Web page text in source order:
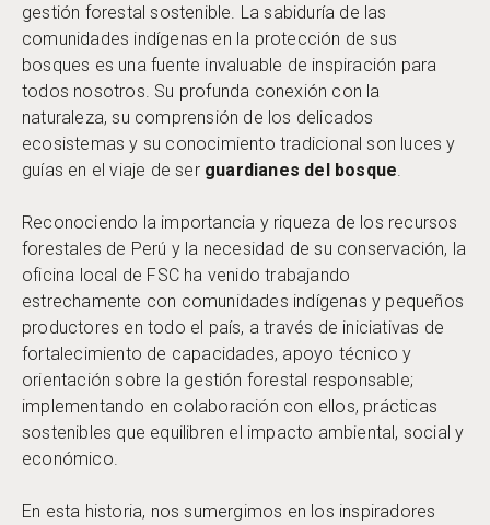
gestión forestal sostenible. La sabiduría de las
comunidades indígenas en la protección de sus
bosques es una fuente invaluable de inspiración para
todos nosotros. Su profunda conexión con la
naturaleza, su comprensión de los delicados
ecosistemas y su conocimiento tradicional son luces y
guías en el viaje de ser guardianes del bosque.
Reconociendo la importancia y riqueza de los recursos
forestales de Perú y la necesidad de su conservación, la
oficina local de FSC ha venido trabajando
estrechamente con comunidades indígenas y pequeños
productores en todo el país, a través de iniciativas de
fortalecimiento de capacidades, apoyo técnico y
orientación sobre la gestión forestal responsable;
implementando en colaboración con ellos, prácticas
sostenibles que equilibren el impacto ambiental, social y
económico.
En esta historia, nos sumergimos en los inspiradores